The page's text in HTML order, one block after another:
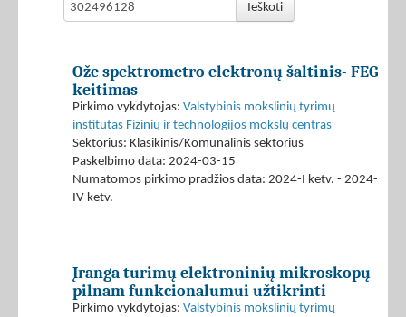
Ieškoti
Ože spektrometro elektronų šaltinis- FEG
keitimas
Pirkimo vykdytojas: Valstybinis mokslinių tyrimų
institutas Fizinių ir technologijos mokslų centras
Sektorius: Klasikinis/Komunalinis sektorius
Paskelbimo data: 2024-03-15
Numatomos pirkimo pradžios data: 2024-I ketv. - 2024-
IV ketv.
Įranga turimų elektroninių mikroskopų
pilnam funkcionalumui užtikrinti
Pirkimo vykdytojas: Valstybinis mokslinių tyrimų